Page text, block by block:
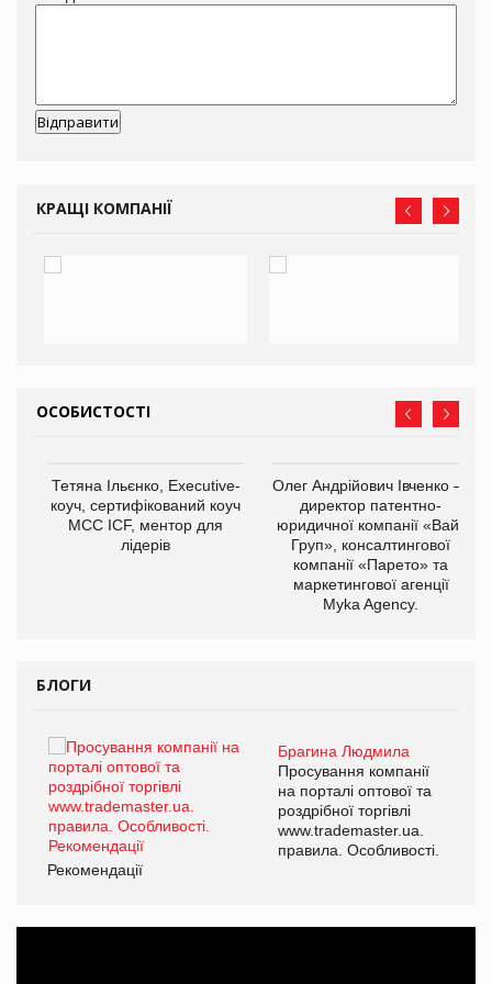
КРАЩІ КОМПАНІЇ
ОСОБИСТОСТІ
Тетяна Ільєнко, Executive-
коуч, сертифікований коуч
МСС ICF, ментор для
лідерів
Олег Андрійович Івченко —
директор патентно-
юридичної компанії «Вайз
Груп», консалтингової
компанії «Парето» та
маркетингової агенції
Myka Agency.
БЛОГИ
Брагина Людмила
Просування компанії
на порталі оптової та
роздрібної торгівлі
www.trademaster.ua.
правила. Особливості.
Рекомендації